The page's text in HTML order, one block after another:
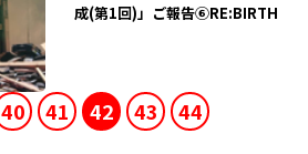
成(第1回)」ご報告⑥RE:BIRTH
40 41 42 43 44